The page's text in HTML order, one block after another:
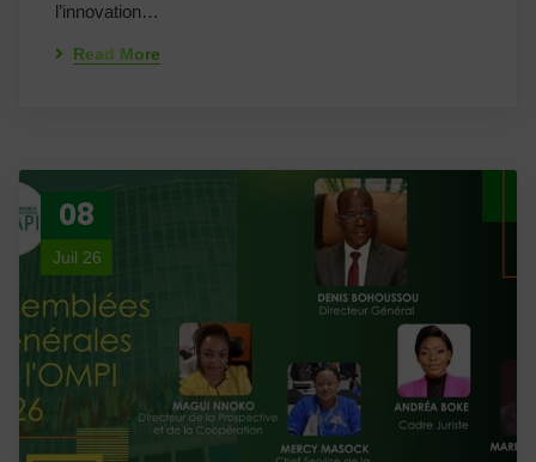
l’innovation…
Read More
08
Juil 26